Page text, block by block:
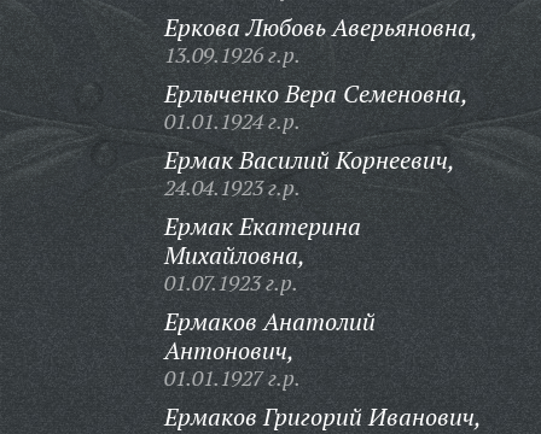
Еркова Любовь Аверьяновна,
13.09.1926 г.р.
Ерлыченко Вера Семеновна,
01.01.1924 г.р.
Ермак Василий Корнеевич,
24.04.1923 г.р.
Ермак Екатерина
Михайловна,
01.07.1923 г.р.
Ермаков Анатолий
Антонович,
01.01.1927 г.р.
Ермаков Григорий Иванович,